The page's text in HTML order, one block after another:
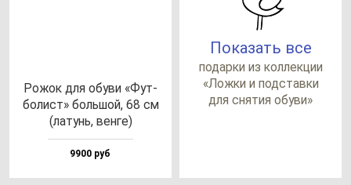
Рожок для обу­ви «Фут­
бо­лист» боль­шой, 68 см
(ла­тунь, вен­ге)
9900 руб
Показать все
по­дар­ки из кол­лек­ции
«Лож­ки и под­став­ки
для сня­тия обу­ви»